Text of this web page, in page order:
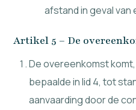
afstand in geval
Artikel 5 – De
De overeenkomst
bepaalde in lid 4, tot
aanvaarding door de